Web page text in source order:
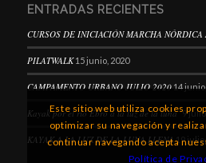
ENTRADAS RECIENTES
CURSOS DE INICIACIÓN MARCHA NÓRDICA
PILATWALK 15 junio, 2020
CAMPAMENTO URBANO JULIO 202014
Kayak por el río Ebro a la luz de la luna9
KAYAK A LA LUZ DE LA LUNA LLENA19
Este sitio web utiliza cookies
optimizar su navegación y
continuar navegando acepta
Política de